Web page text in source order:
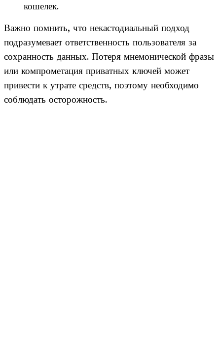
кошелек.
Важно помнить, что некастодиальный подход
подразумевает ответственность пользователя за
сохранность данных. Потеря мнемонической фразы
или компрометация приватных ключей может
привести к утрате средств, поэтому необходимо
соблюдать осторожность.